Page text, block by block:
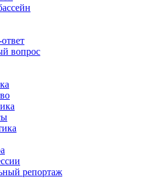
вопрос
репортаж